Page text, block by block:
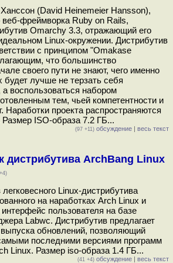
(David Heinemeier Hansson),
веб-фреймворка Ruby on Rails,
Omarchy 3.3, отражающий его
Linux-окружении. Дистрибутив
с принципом "Omakase
что большинство
своего пути не знают, чего именно
будет лучше не терзать себя
воспользоваться набором
тем, чьей компетентности и
Наработки проекта распространяются
ISO-образа 7.2 ГБ...
(97 +11) обсуждение | весь текст
дистрибутива ArchBang Linux
Linux-дистрибутива
на наработках Arch Linux и
пользователя на базе
Labwc. Дистрибутив предлагает
обновлений, позволяющий
последними версиями программ
Linux. Размер iso-образа 1.4 ГБ...
(41 +4) обсуждение | весь текст